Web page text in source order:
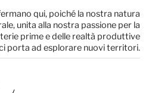
qui, poiché la nostra natura
unita alla nostra passione per la
prime e delle realtà produttive
porta ad esplorare nuovi territori.